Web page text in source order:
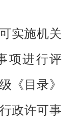
实施机关
项进行评
《目录》
政许可事